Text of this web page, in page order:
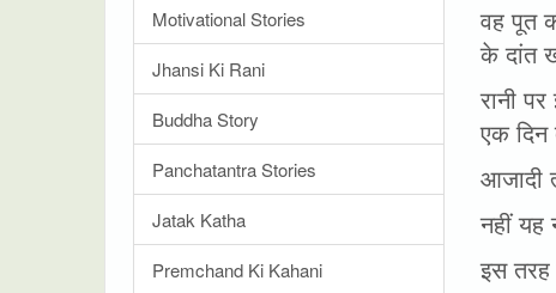
वह पूत
के दांत
रानी
एक दिन
आजादी
नहीं यह
इस तरह
Motivational Stories
Jhansi Ki Rani
Buddha Story
Panchatantra Stories
Jatak Katha
Premchand Ki Kahani